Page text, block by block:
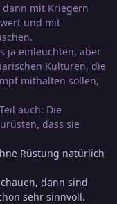
mit Kriegern
und mit
ja einleuchten, aber
Kulturen, die
mithalten sollen,
auch: Die
dass sie
Rüstung natürlich
dann sind
sehr sinnvoll.